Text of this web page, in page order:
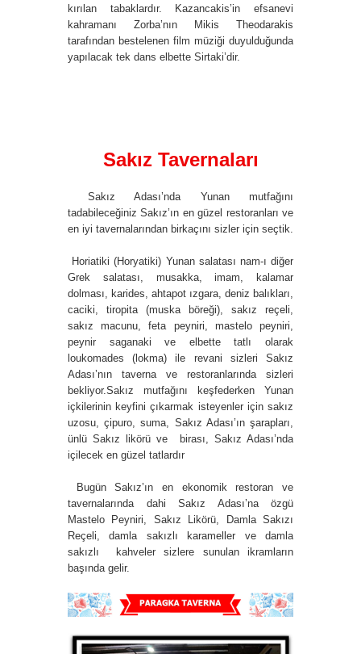
kırılan tabaklardır. Kazancakis’in efsanevi
kahramanı Zorba’nın Mikis Theodarakis
tarafından bestelenen film müziği duyulduğunda
yapılacak tek dans elbette Sirtaki’dir.
Sakız Tavernaları
Sakız Adası’nda Yunan mutfağını
tadabileceğiniz Sakız’ın en güzel restoranları ve
en iyi tavernalarından birkaçını sizler için seçtik.
Horiatiki (Horyatiki) Yunan salatası nam-ı diğer
Grek salatası, musakka, imam, kalamar
dolması, karides, ahtapot ızgara, deniz balıkları,
caciki, tiropita (muska böreği), sakız reçeli,
sakız macunu, feta peyniri, mastelo peyniri,
peynir saganaki ve elbette tatlı olarak
loukomades (lokma) ile revani sizleri Sakız
Adası’nın taverna ve restoranlarında sizleri
bekliyor.Sakız mutfağını keşfederken Yunan
içkilerinin keyfini çıkarmak isteyenler için sakız
uzosu, çipuro, suma, Sakız Adası’ın şarapları,
ünlü Sakız likörü ve birası, Sakız Adası’nda
içilecek en güzel tatlardır
Bugün Sakız’ın en ekonomik restoran ve
tavernalarında dahi Sakız Adası’na özgü
Mastelo Peyniri, Sakız Likörü, Damla Sakızı
Reçeli, damla sakızlı karameller ve damla
sakızlı kahveler sizlere sunulan ikramların
başında gelir.